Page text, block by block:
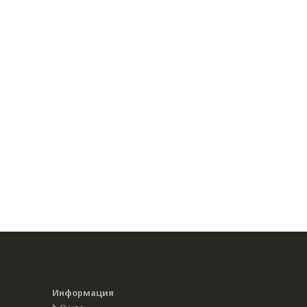
Информация